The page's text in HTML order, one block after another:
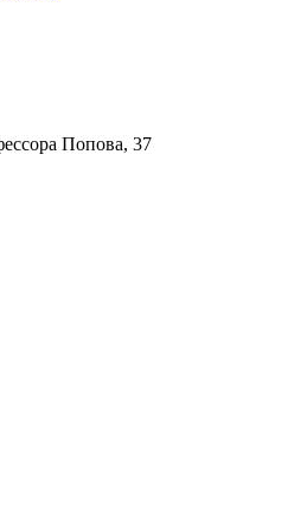
Попова, 37